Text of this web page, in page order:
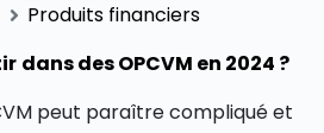
Produits financiers
dans des OPCVM en 2024 ?
peut paraître compliqué et